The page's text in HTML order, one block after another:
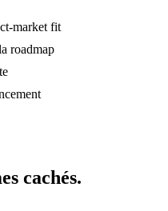
market fit
roadmap
cachés.